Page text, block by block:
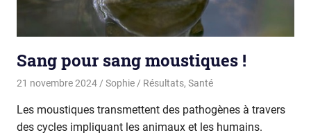
Sang pour sang moustiques !
21 novembre 2024 Sophie Résultats, Santé
Les moustiques transmettent des pathogènes à travers
des cycles impliquant les animaux et les humains.